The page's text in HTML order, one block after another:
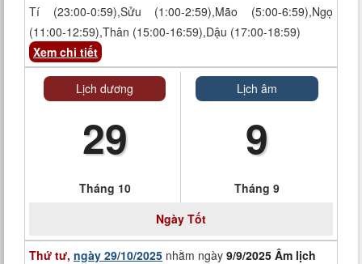
Tí (23:00-0:59),Sửu (1:00-2:59),Mão (5:00-6:59),Ngọ
(11:00-12:59),Thân (15:00-16:59),Dậu (17:00-18:59)
Xem chi tiết
Lịch dương
29
Tháng 10
Lịch âm
9
Tháng 9
Ngày Tốt
Thứ tư, ngày 29/10/2025 nhằm ngày 9/9/2025 Âm lịch